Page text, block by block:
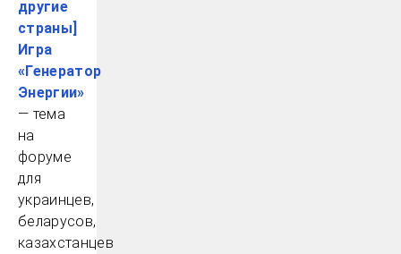
другие
страны]
Игра
«Генератор
Энергии»
— тема
на
форуме
для
украинцев,
беларусов,
казахстанцев